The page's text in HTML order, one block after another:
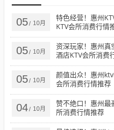
05/ 10月
特色经营！惠州
KTV会所消费行情
05/ 10月
资深玩家！惠州真
酒店KTV会所消费
05/ 10月
颜值出众！惠州
会所消费行情推荐
04/ 10月
赞不绝口！惠州
所消费行情推荐